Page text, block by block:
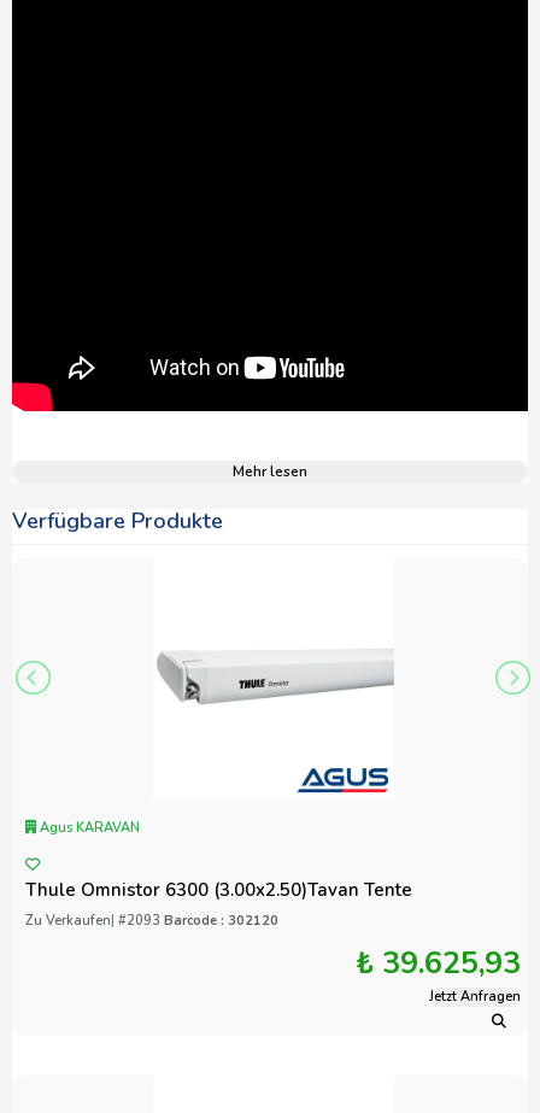
Mehr lesen
Verfügbare Produkte
Agus KARAVAN
Thule Omnistor 6300 (3.00x2.50)Tavan Tente
Zu Verkaufen| #2093 Barcode : 302120
₺ 39.625,93
Jetzt Anfragen